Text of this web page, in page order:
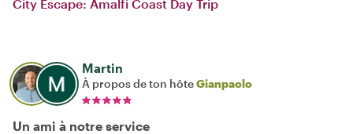
City Escape: Amalfi Coast Day Trip
Martin
À propos de ton hôteGianpaolo
Un ami à notre service